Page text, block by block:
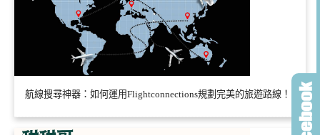
航線搜尋神器：如何運用Flightconnections規劃完美的旅遊路線！